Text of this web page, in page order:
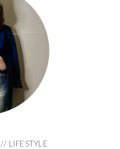
LIFESTYLE